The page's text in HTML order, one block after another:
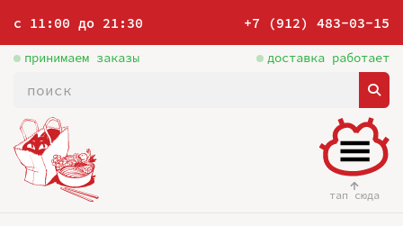
с 11:00 до 21:30 +7 (912) 483-03-15
принимаем заказы доставка работает
тап сюда